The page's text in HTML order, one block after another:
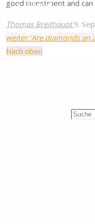
Altgold
good investment and
Thomas Breithaupt 9.
weiter"Are diamonds an
Nach oben